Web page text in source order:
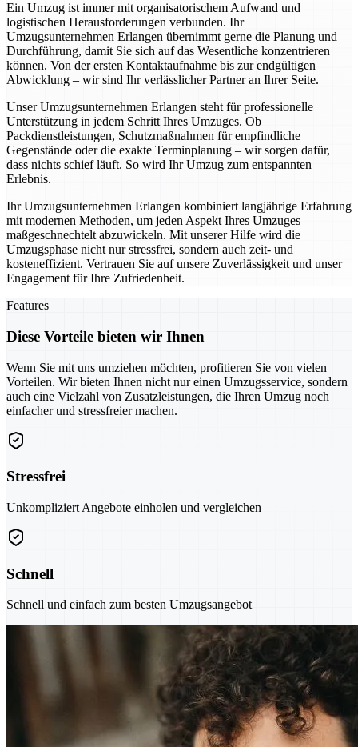
Ein Umzug ist immer mit organisatorischem Aufwand und
logistischen Herausforderungen verbunden. Ihr
Umzugsunternehmen Erlangen übernimmt gerne die Planung und
Durchführung, damit Sie sich auf das Wesentliche konzentrieren
können. Von der ersten Kontaktaufnahme bis zur endgültigen
Abwicklung – wir sind Ihr verlässlicher Partner an Ihrer Seite.
Unser Umzugsunternehmen Erlangen steht für professionelle
Unterstützung in jedem Schritt Ihres Umzuges. Ob
Packdienstleistungen, Schutzmaßnahmen für empfindliche
Gegenstände oder die exakte Terminplanung – wir sorgen dafür,
dass nichts schief läuft. So wird Ihr Umzug zum entspannten
Erlebnis.
Ihr Umzugsunternehmen Erlangen kombiniert langjährige Erfahrung
mit modernen Methoden, um jeden Aspekt Ihres Umzuges
maßgeschnechtelt abzuwickeln. Mit unserer Hilfe wird die
Umzugsphase nicht nur stressfrei, sondern auch zeit- und
kosteneffizient. Vertrauen Sie auf unsere Zuverlässigkeit und unser
Engagement für Ihre Zufriedenheit.
Features
Diese Vorteile bieten wir Ihnen
Wenn Sie mit uns umziehen möchten, profitieren Sie von vielen
Vorteilen. Wir bieten Ihnen nicht nur einen Umzugsservice, sondern
auch eine Vielzahl von Zusatzleistungen, die Ihren Umzug noch
einfacher und stressfreier machen.
Stressfrei
Unkompliziert Angebote einholen und vergleichen
Schnell
Schnell und einfach zum besten Umzugsangebot